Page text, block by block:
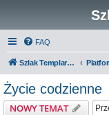
FAQ
Szlak Templariuszy
Życie codzienne
NOWY TEMAT